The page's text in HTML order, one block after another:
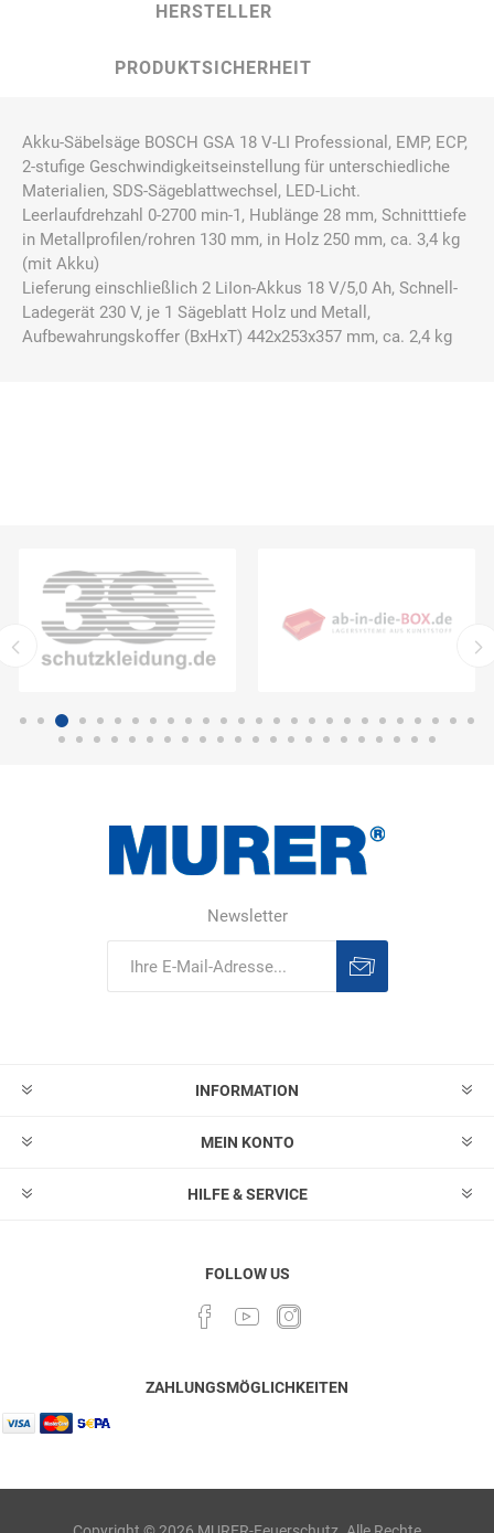
HERSTELLER
PRODUKTSICHERHEIT
Akku-Säbelsäge BOSCH GSA 18 V-LI Professional, EMP, ECP,
2-stufige Geschwindigkeitseinstellung für unterschiedliche
Materialien, SDS-Sägeblattwechsel, LED-Licht.
Leerlaufdrehzahl 0-2700 min-1, Hublänge 28 mm, Schnitttiefe
in Metallprofilen/rohren 130 mm, in Holz 250 mm, ca. 3,4 kg
(mit Akku)
Lieferung einschließlich 2 LiIon-Akkus 18 V/5,0 Ah, Schnell-
Ladegerät 230 V, je 1 Sägeblatt Holz und Metall,
Aufbewahrungskoffer (BxHxT) 442x253x357 mm, ca. 2,4 kg
Newsletter
INFORMATION
MEIN KONTO
HILFE & SERVICE
FOLLOW US
ZAHLUNGSMÖGLICHKEITEN